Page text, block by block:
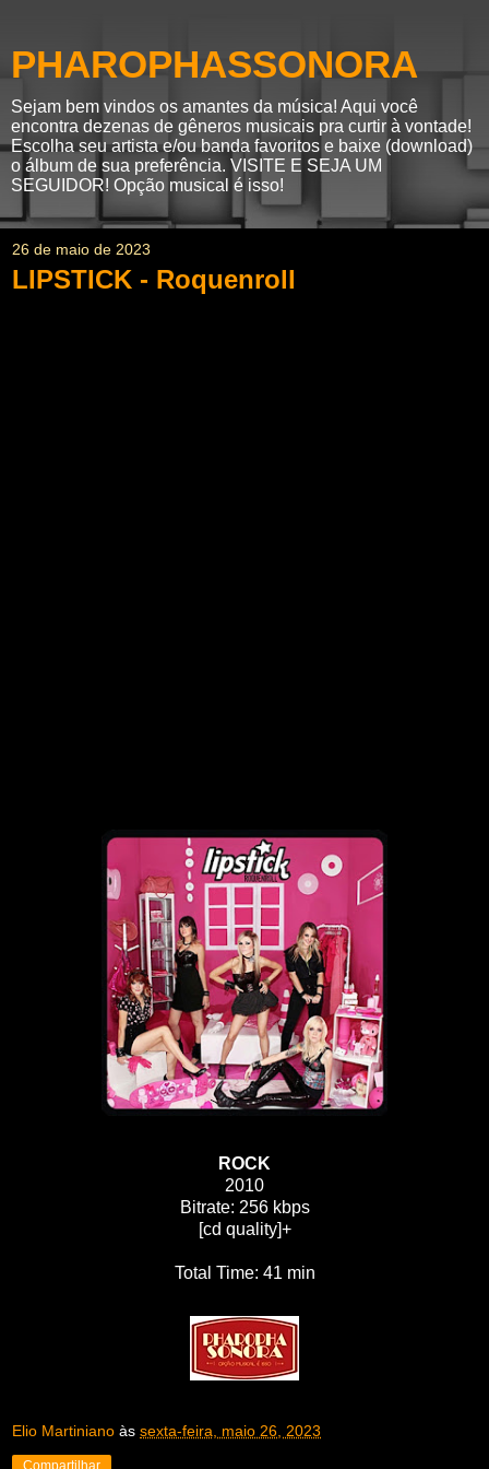
PHAROPHASSONORA
Sejam bem vindos os amantes da música! Aqui você
encontra dezenas de gêneros musicais pra curtir à vontade!
Escolha seu artista e/ou banda favoritos e baixe (download)
o álbum de sua preferência. VISITE E SEJA UM
SEGUIDOR! Opção musical é isso!
26 de maio de 2023
LIPSTICK - Roquenroll
ROCK
2010
Bitrate: 256 kbps
[cd quality]+
Total Time: 41 min
Elio Martiniano às sexta-feira, maio 26, 2023